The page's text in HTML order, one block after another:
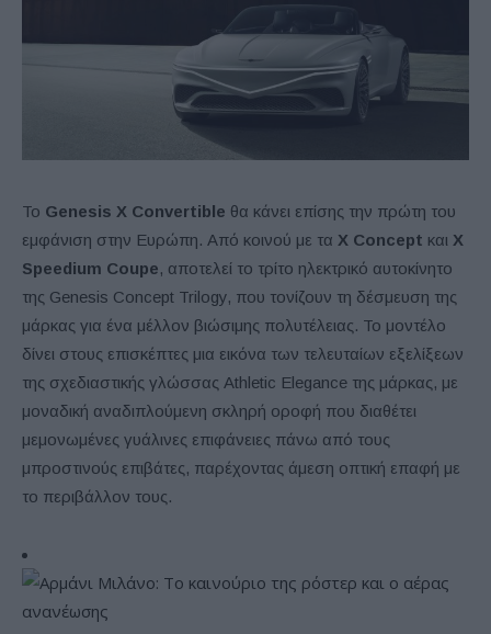
Το Genesis X Convertible θα κάνει επίσης την πρώτη του
εμφάνιση στην Ευρώπη. Από κοινού με τα X Concept και X
Speedium Coupe, αποτελεί το τρίτο ηλεκτρικό αυτοκίνητο
της Genesis Concept Trilogy, που τονίζουν τη δέσμευση της
μάρκας για ένα μέλλον βιώσιμης πολυτέλειας. Το μοντέλο
δίνει στους επισκέπτες μια εικόνα των τελευταίων εξελίξεων
της σχεδιαστικής γλώσσας Athletic Elegance της μάρκας, με
μοναδική αναδιπλούμενη σκληρή οροφή που διαθέτει
μεμονωμένες γυάλινες επιφάνειες πάνω από τους
μπροστινούς επιβάτες, παρέχοντας άμεση οπτική επαφή με
το περιβάλλον τους.